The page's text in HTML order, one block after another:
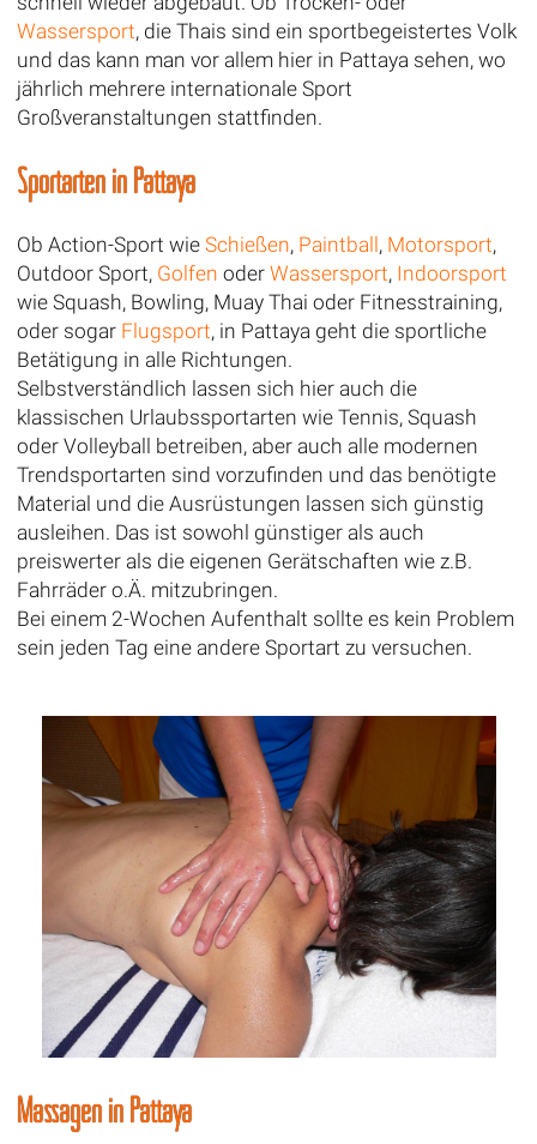
Wassersport, die Thais sind ein sportbegeistertes Volk
und das kann man vor allem hier in Pattaya sehen, wo
jährlich mehrere internationale Sport
Großveranstaltungen stattfinden.
Sportarten in Pattaya
Ob Action-Sport wie Schießen, Paintball , Motorsport,
Outdoor Sport, Golfen oder Wassersport, Indoorsport
wie Squash, Bowling, Muay Thai oder Fitnesstraining,
oder sogar Flugsport, in Pattaya geht die sportliche
Betätigung in alle Richtungen.
Selbstverständlich lassen sich hier auch die
klassischen Urlaubssportarten wie Tennis, Squash
oder Volleyball betreiben, aber auch alle modernen
Trendsportarten sind vorzufinden und das benötigte
Material und die Ausrüstungen lassen sich günstig
ausleihen. Das ist sowohl günstiger als auch
preiswerter als die eigenen Gerätschaften wie z.B.
Fahrräder o.Ä. mitzubringen.
Bei einem 2-Wochen Aufenthalt sollte es kein Problem
sein jeden Tag eine andere Sportart zu versuchen.
Massagen in Pattaya